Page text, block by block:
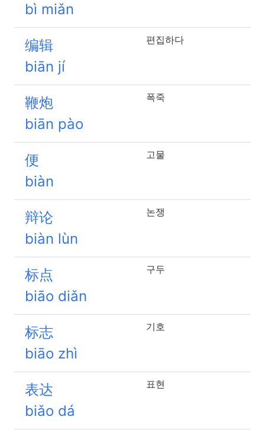
bì miǎn
编辑
biān jí
편집하다
鞭炮
biān pào
폭죽
便
biàn
고물
辩论
biàn lùn
논쟁
标点
biāo diǎn
구두
标志
biāo zhì
기호
表达
biǎo dá
표현